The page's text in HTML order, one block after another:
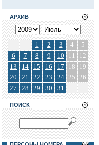
АРХИВ
1 2 3 4
5
6
7 8 9 10 11
12
13
14 15 16 17 18
19
20
21 22 23 24 25 26
27
28 29 30 31
ПОИСК